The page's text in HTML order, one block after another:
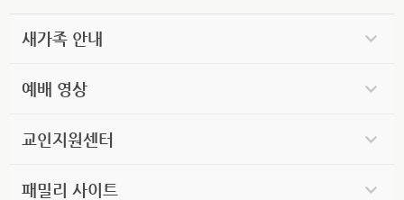
새가족 안내
예배 영상
교인지원센터
패밀리 사이트